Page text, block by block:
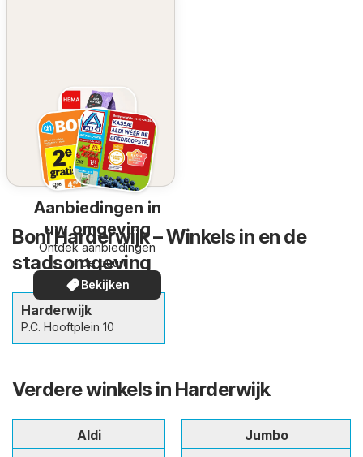
Aanbiedingen in
uw omgeving
Ontdek aanbiedingen
in de buurt
Bekijken
Boni Harderwijk – Winkels in en de
stadsomgeving
Harderwijk
P.C. Hooftplein 10
Verdere winkels in Harderwijk
Aldi
Jumbo